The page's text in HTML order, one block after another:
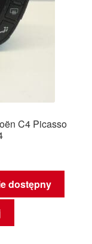
C4 Picasso
dostępny